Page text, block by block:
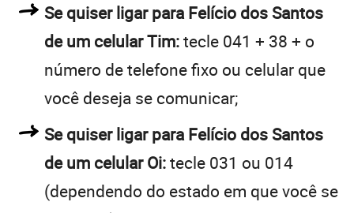
Se quiser ligar para Felício dos Santos
de um celular Tim:tecle 041 + 38 + o
número de telefone fixo ou celular que
você deseja se comunicar;
Se quiser ligar para Felício dos Santos
de um celular Oi:tecle 031 ou 014
(dependendo do estado em que você se